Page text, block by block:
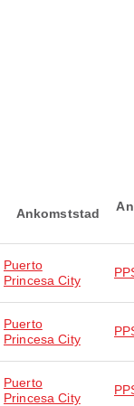
Ankomststad
Puerto
Princesa City
Puerto
Princesa City
Puerto
Princesa City